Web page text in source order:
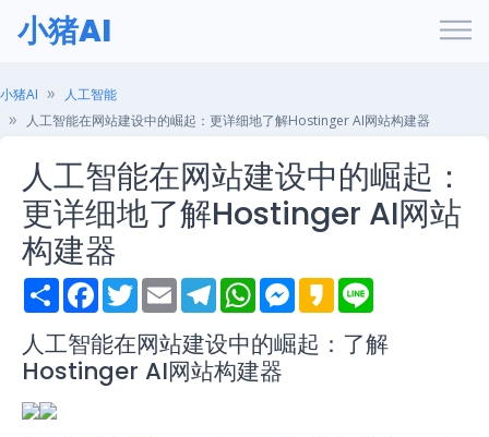
小猪AI
小猪AI
人工智能
人工智能在网站建设中的崛起：更详细地了解Hostinger AI网站构建器
人工智能在网站建设中的崛起：
更详细地了解Hostinger AI网站
构建器
S
h
r
e
F
a
e
b
o
o
T
w
t
t
e
E
m
i
l
T
e
e
g
r
W
h
t
s
A
M
e
s
e
K
a
e
人工智能在网站建设中的崛起：了解
Hostinger AI网站构建器